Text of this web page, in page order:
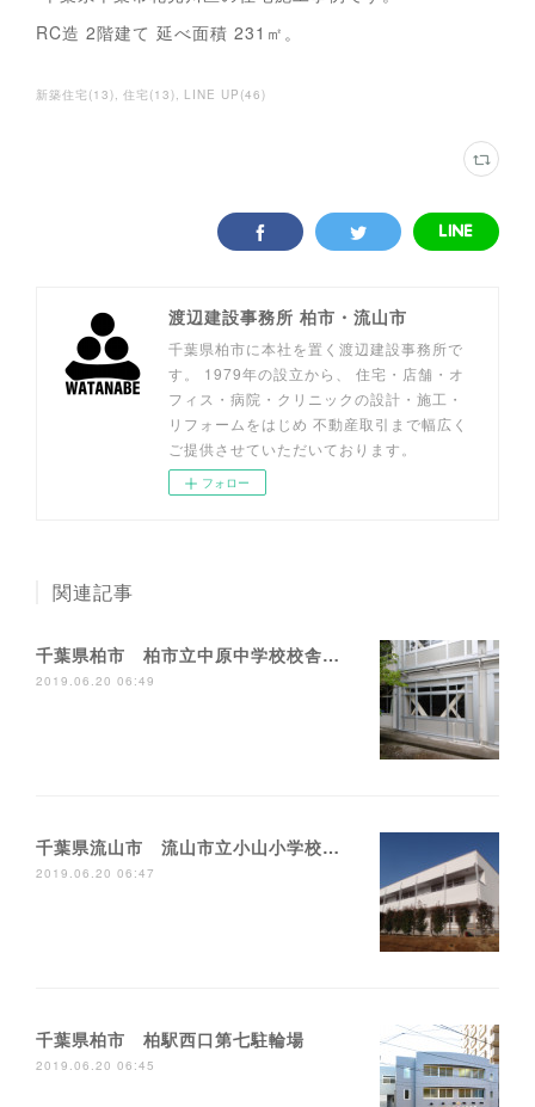
RC造 2階建て 延べ面積 231㎡。
新築住宅(13) 住宅(13) LINE UP (46)
渡辺建設事務所 柏市・流山市
千葉県柏市に本社を置く渡辺建設事務所で
す。 1979年の設立から、 住宅・店舗・オ
フィス・病院・クリニックの設計・施工・
リフォームをはじめ 不動産取引まで幅広く
ご提供させていただいております。
フォロー
関連記事
千葉県柏市 柏市立中原中学校校舎耐震補強工事
2019.06.20 06:49
千葉県流山市 流山市立小山小学校校舎増築工事
2019.06.20 06:47
千葉県柏市 柏駅西口第七駐輪場
2019.06.20 06:45